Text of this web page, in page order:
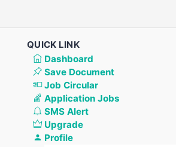
QUICK LINK
Dashboard
Save Document
Job Circular
Application Jobs
SMS Alert
Upgrade
Profile